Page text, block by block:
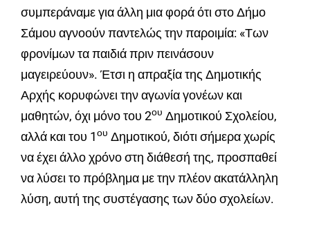
συμπεράναμε για άλλη μια φορά ότι στο Δήμο
Σάμου αγνοούν παντελώς την παροιμία: «Των
φρονίμων τα παιδιά πριν πεινάσουν
μαγειρεύουν». Έτσι η απραξία της Δημοτικής
Αρχής κορυφώνει την αγωνία γονέων και
μαθητών, όχι μόνο του 2ου Δημοτικού Σχολείου,
αλλά και του 1ου Δημοτικού, διότι σήμερα χωρίς
να έχει άλλο χρόνο στη διάθεσή της, προσπαθεί
να λύσει το πρόβλημα με την πλέον ακατάλληλη
λύση, αυτή της συστέγασης των δύο σχολείων.